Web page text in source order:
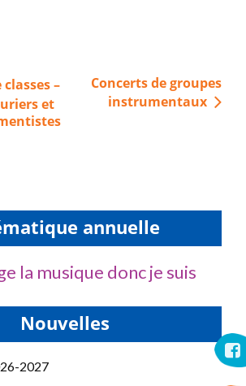
–
et
Concerts de groupes
instrumentaux
annuelle
la musique donc je suis
Nouvelles
2027